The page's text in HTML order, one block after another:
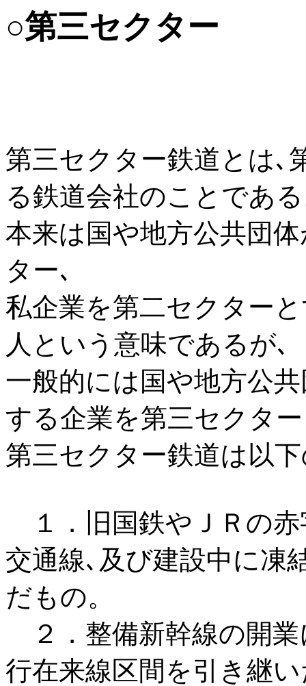
○第三セクター
第三セクター鉄道とは､
る鉄道会社のことであ
本来は国や地方公共団
ター､
私企業を第二セクター
人という意味であるが､
一般的には国や地方公
する企業を第三セクタ
第三セクター鉄道は以
１．旧国鉄やＪＲの
交通線､及び建設中に凍
だもの。
２．整備新幹線の開業
行在来線区間を引き継